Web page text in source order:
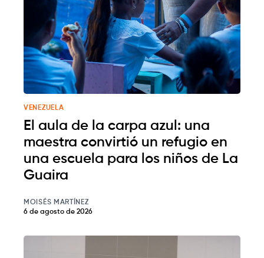
VENEZUELA
El aula de la carpa azul: una
maestra convirtió un refugio en
una escuela para los niños de La
Guaira
MOISÉS MARTÍNEZ
6 de agosto de 2026